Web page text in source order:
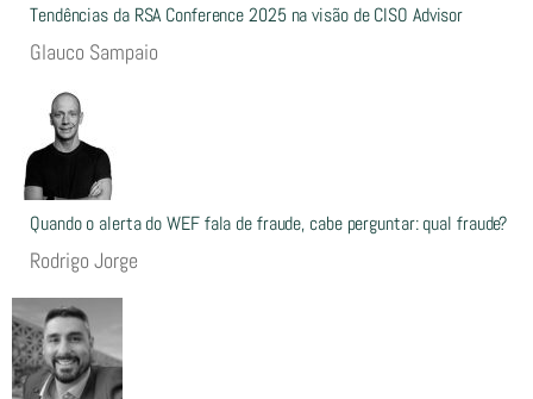
Tendências da RSA Conference 2025 na visão de CISO Advisor
Glauco Sampaio
Quando o alerta do WEF fala de fraude, cabe perguntar: qual fraude?
Rodrigo Jorge